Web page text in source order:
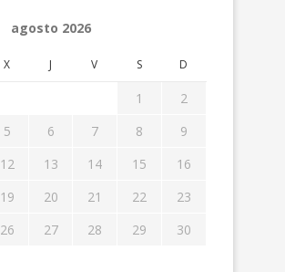
agosto 2026
X J V S D
1
2
5 6 7 8
9
12 13 14 15
16
19 20 21 22
23
26 27 28 29
30